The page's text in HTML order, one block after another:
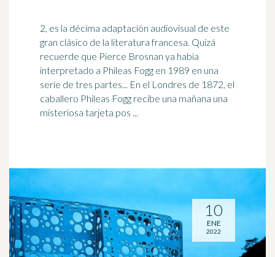
2, es la décima adaptación audiovisual de este
gran clásico de la literatura francesa. Quizá
recuerde que Pierce Brosnan ya había
interpretado a Phileas Fogg en 1989 en una
serie de tres partes... En el Londres de 1872, el
caballero Phileas Fogg recibe una mañana una
misteriosa tarjeta pos ...
10
ENE
2022